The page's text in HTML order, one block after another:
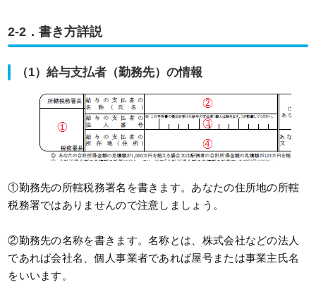
2-2．書き方詳説
（1）給与支払者（勤務先）の情報
①勤務先の所轄税務署名を書きます。あなたの住所地の所轄
税務署ではありませんので注意しましょう。
②勤務先の名称を書きます。名称とは、株式会社などの法人
であれば会社名、個人事業者であれば屋号または事業主氏名
をいいます。